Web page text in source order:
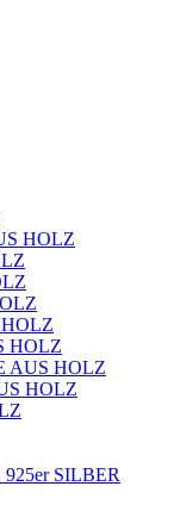
HOLZ
HOLZ
AUS HOLZ
HOLZ
SILBER